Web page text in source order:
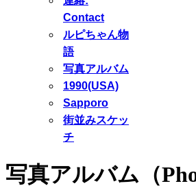
Contact
ルピちゃん物
語
写真アルバム
1990(USA)
Sapporo
街並みスケッ
チ
写真アルバム（